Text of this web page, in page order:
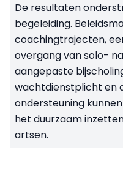
De resultaten
begeleiding.
coachingtrajecten,
overgang van solo-
aangepaste
wachtdienstplicht en
ondersteuning
het duurzaam
artsen.